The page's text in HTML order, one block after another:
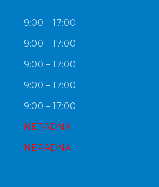
9:00 – 17:00
9:00 – 17:00
9:00 – 17:00
9:00 – 17:00
9:00 – 17:00
NERADNA
NERADNA